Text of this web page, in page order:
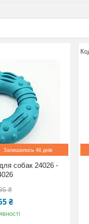
Залишилось 46 днів
собак 24026 -
₴
₴